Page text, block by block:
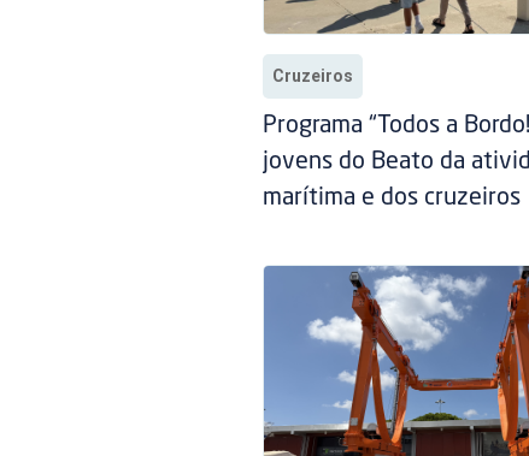
Cruzeiros
Programa “Todos a
jovens do Beato da
marítima e dos cruzeiros